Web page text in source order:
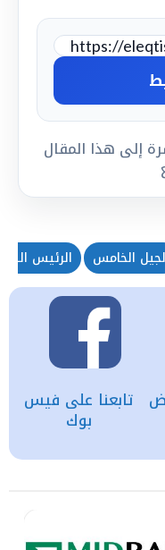
إلى هذا المقال
الخامس الرئيس
تابعنا على فيس
بوك